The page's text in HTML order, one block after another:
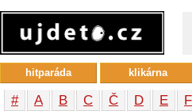
# A B C Č D E F
hitparáda klikárna